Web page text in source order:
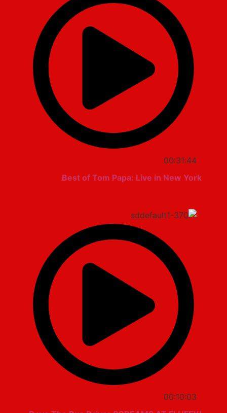
00:31:44
Best of Tom Papa: Live in New York
00:10:03